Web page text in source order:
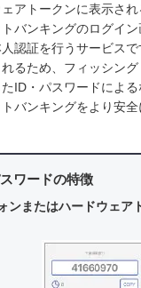
アトークンに表示さ
バンキングのログイ
認証を行うサービス
るため、フィッシン
ID・パスワードによ
バンキングをより安
ワードの特徴
ンまたはハードウェア